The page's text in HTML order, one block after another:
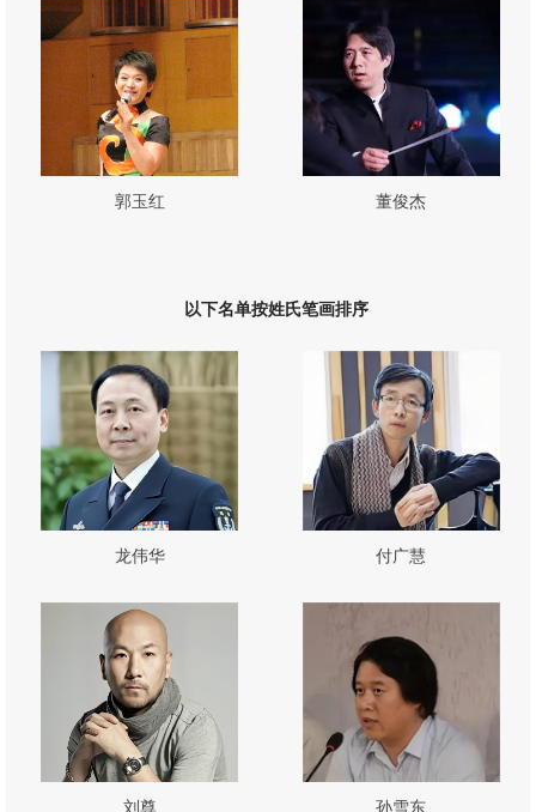
郭玉红 董俊杰
以下名单按姓氏笔画排序
龙伟华 付广慧
刘尊 孙雪东